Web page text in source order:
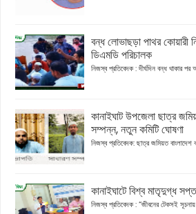
বন্ধ লোভাছড়া পাথর
ডিএমডি পরিচালক
নিজস্ব প্রতিবেদক : দীর্ঘদিন বন্ধ থাকার
কানাইঘাট উপজেলা ছাত্র
সম্পন্ন, নতুন কমিটি ঘোষণা
নিজস্ব প্রতিবেদক: ছাত্র জমিয়ত বাংলাদেশ
কানাইঘাটে বিশ্ব মাতৃদুগ্ধ
নিজস্ব প্রতিবেদক : “জীবনের টেকসই